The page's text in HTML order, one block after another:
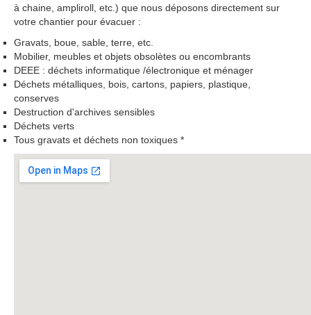
à chaine, ampliroll, etc.) que nous déposons directement sur
votre chantier pour évacuer :
Gravats, boue, sable, terre, etc.
Mobilier, meubles et objets obsolètes ou encombrants
DEEE : déchets informatique /électronique et ménager
Déchets métalliques, bois, cartons, papiers, plastique,
conserves
Destruction d'archives sensibles
Déchets verts
Tous gravats et déchets non toxiques *